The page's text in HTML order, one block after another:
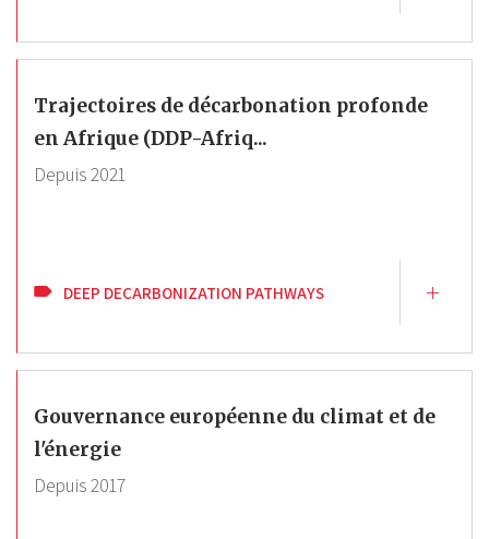
Trajectoires de décarbonation profonde
en Afrique (DDP-Afriq...
Depuis2021
DEEP DECARBONIZATION PATHWAYS
Gouvernance européenne du climat et de
l'énergie
Depuis2017